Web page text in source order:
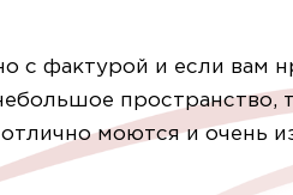
с фактурой и если вам
пространство,
моются и очень